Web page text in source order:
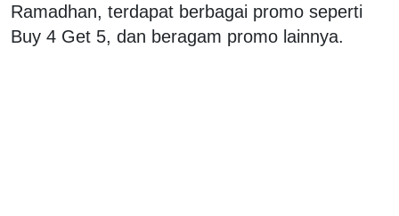
Ramadhan, terdapat berbagai promo seperti
Buy 4 Get 5, dan beragam promo lainnya.